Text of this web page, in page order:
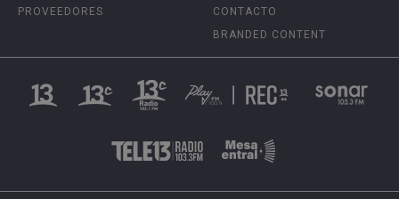
PROVEEDORES
CONTACTO
BRANDED CONTENT